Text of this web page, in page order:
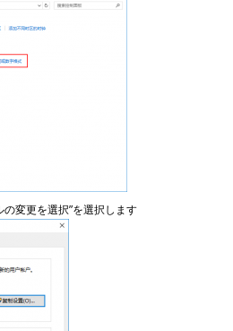
変更を選択”を選択します